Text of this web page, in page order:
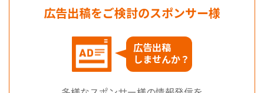
広告出稿をご検討のスポンサー様
広告出稿
しませんか？